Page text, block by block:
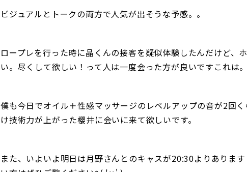
ビジュアルとトークの両方で人気が出そうな予感。。
ロープレを行った時に晶くんの接客を疑似体験したんだけど、
い。尽くして欲しい！って人は一度会った方が良いですこれは。
僕も今日でオイル＋性感マッサージのレベルアップの音が2回
け技術力が上がった櫻井に会いに来て欲しいです。
また、いよいよ明日は月野さんとのキャスが20:30よりありま